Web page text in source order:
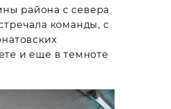
района с севера
команды, с
и еще в темноте